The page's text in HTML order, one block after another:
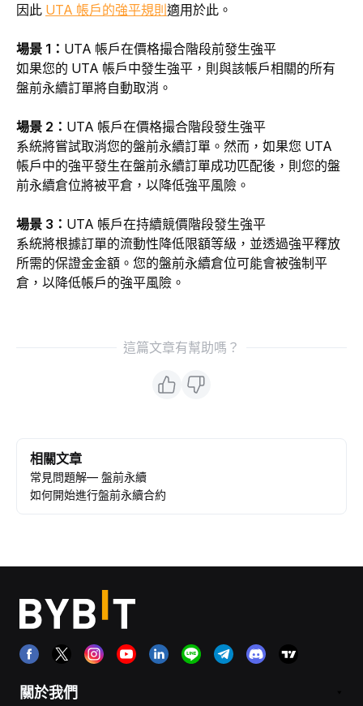
因此 UTA 帳戶的強平規則 適用於此。
場景 1： UTA 帳戶在價格撮合階段前發生強平
如果您的 UTA 帳戶中發生強平，則與該帳戶相關的所有
盤前永續訂單將自動取消。
場景 2： UTA 帳戶在價格撮合階段發生強平
系統將嘗試取消您的盤前永續訂單。然而，如果您 UTA
帳戶中的強平發生在盤前永續訂單成功匹配後，則您的盤
前永續倉位將被平倉，以降低強平風險。
場景 3： UTA 帳戶在持續競價階段發生強平
系統將根據訂單的流動性降低限額等級，並透過強平釋放
所需的保證金金額。您的盤前永續倉位可能會被強制平
倉，以降低帳戶的強平風險。
這篇文章有幫助嗎？
相關文章
常見問題解— 盤前永續
如何開始進行盤前永續合約
關於我們